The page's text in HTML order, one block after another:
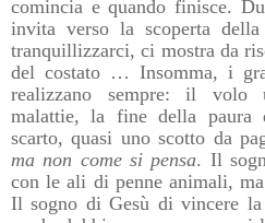
comincia e quando finisce.
invita verso la scoperta
tranquillizzarci, ci mostra da
del costato … Insomma, i
realizzano sempre: il volo
malattie, la fine della paura
scarto, quasi uno scotto da
ma non come si pensa. Il
con le ali di penne animali,
Il sogno di Gesù di vincere